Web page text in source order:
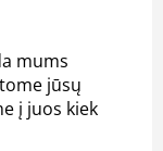
mums
jūsų
į juos kiek